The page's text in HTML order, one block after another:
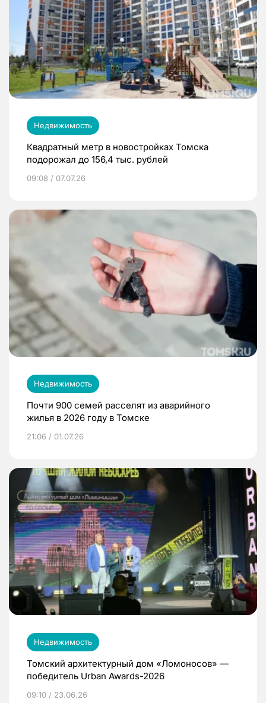
Недвижимость
Квадратный метр в новостройках Томска
подорожал до 156,4 тыс. рублей
09:08 / 07.07.26
Недвижимость
Почти 900 семей расселят из аварийного
жилья в 2026 году в Томске
21:06 / 01.07.26
Недвижимость
Томский архитектурный дом «Ломоносов» —
победитель Urban Awards-2026
09:10 / 23.06.26